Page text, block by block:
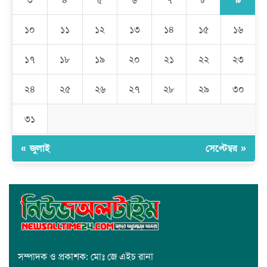
মেহেদীপুর গ্রামে ব্যতিক্রমী আয়োজন: একত্রে ঈদের জামাতে পুরো গ্রাম
রমজান উপলক্ষে সাভারে মানবাধিকার সংস্থার ইফতার
জাবাল-ই-নূর মডেল মাদ্রাসায় ১২তম বার্ষিক পুরস্কার বিতরণ ও বালিকা
১০ ১১ ১২ ১৩ ১৪ ১৫ ১৬
১৭ ১৮ ১৯ ২০ ২১ ২২ ২৩
২৪ ২৫ ২৬ ২৭ ২৮ ২৯ ৩০
৩১
« জুলাই সেপ্টেম্বর »
সম্পাদক ও প্রকাশক: মোঃ জে এইচ রানা